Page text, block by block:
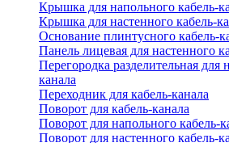
Крышка для напольного кабель-
Крышка для настенного кабель-
Основание плинтусного кабель-
Панель лицевая для настенного
Перегородка разделительная для
канала
Переходник для кабель-канала
Поворот для кабель-канала
Поворот для напольного кабель-
Поворот для настенного кабель-